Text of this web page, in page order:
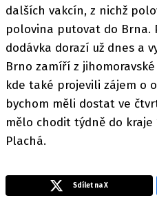
dalších vakcín, z nichž
polovina putovat do Brna.
dodávka dorazí už dnes a
Brno zamíří z
kde také projevili zájem o
bychom měli dostat ve
mělo chodit týdně do kraje
Plachá.
Sdílet na X